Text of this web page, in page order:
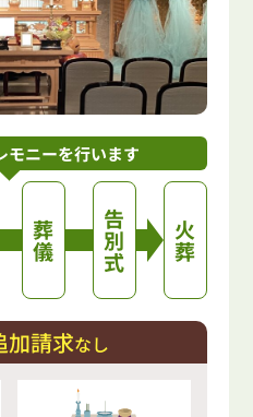
モニーを行います
葬
儀
告
別
式
火
葬
加請求なし